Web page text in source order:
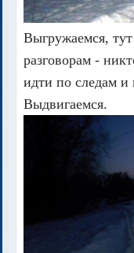
Выгружаемся,
разговорам -
идти по следам и
Выдвигаемся.